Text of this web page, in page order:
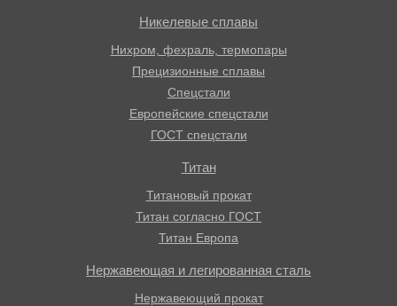
Никелевые сплавы
Нихром, фехраль, термопары
Прецизионные сплавы
Спецстали
Европейские спецстали
ГОСТ спецстали
Титан
Титановый прокат
Титан согласно ГОСТ
Титан Европа
Нержавеющая и легированная сталь
Нержавеющий прокат